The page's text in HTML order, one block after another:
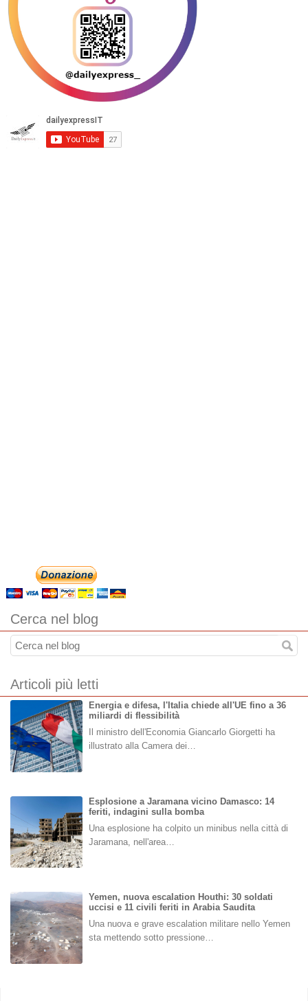
Cerca nel blog
Articoli più letti
Energia e difesa, l'Italia chiede all'UE fino a 36
miliardi di flessibilità
Il ministro dell'Economia Giancarlo Giorgetti ha
illustrato alla Camera dei…
Esplosione a Jaramana vicino Damasco: 14
feriti, indagini sulla bomba
Una esplosione ha colpito un minibus nella città di
Jaramana, nell'area…
Yemen, nuova escalation Houthi: 30 soldati
uccisi e 11 civili feriti in Arabia Saudita
Una nuova e grave escalation militare nello Yemen
sta mettendo sotto pressione…